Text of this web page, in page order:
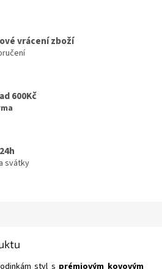
vrácení zboží
600Kč
svátky
styl s prémiovým kovovým